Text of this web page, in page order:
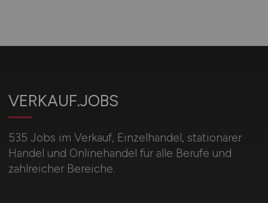
VERKAUF.JOBS
535 Jobs im Verkauf, Einzelhandel, stationärer
Handel und Onlinehandel für alle Berufe und
zahlreicher Bereiche.